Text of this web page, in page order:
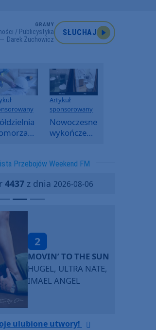
GRAMY
/ Publicystyka
Darek Żuchowicz
SŁUCHAJ
o
Artykuł
sponsorowany
Nowoczesne
wykończenia
SPC, WPC i
kamienny
Przebojów Weekend FM
4437z dnia 2026-08-06
2
MOVIN’ TO THE SUN
HUGEL, ULTRA NATE,
IMAEL ANGEL
ulubione utwory!